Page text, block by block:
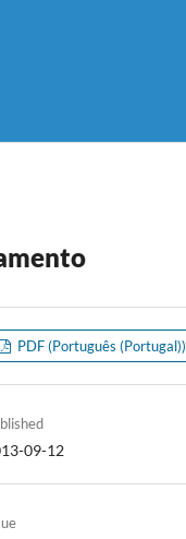
PDF (Português (Portugal))
09-12